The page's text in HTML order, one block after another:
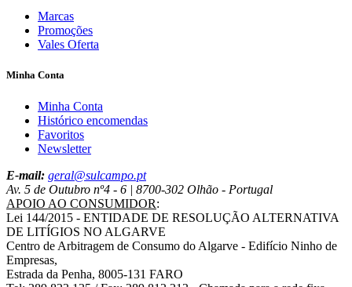
Marcas
Promoções
Vales Oferta
Minha Conta
Minha Conta
Histórico encomendas
Favoritos
Newsletter
E-mail: geral@sulcampo.pt
Av. 5 de Outubro nº4 - 6 | 8700-302 Olhão - Portugal
APOIO AO CONSUMIDOR:
Lei 144/2015 - ENTIDADE DE RESOLUÇÃO ALTERNATIVA
DE LITÍGIOS NO ALGARVE
Centro de Arbitragem de Consumo do Algarve - Edifício Ninho de
Empresas,
Estrada da Penha, 8005-131 FARO